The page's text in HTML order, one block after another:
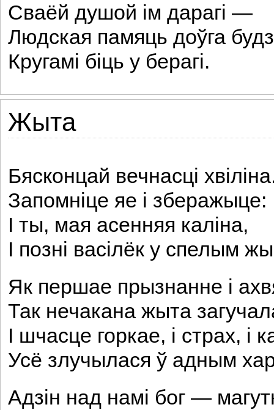
Сваёй душой ім дарагі —
Людская памяць доўга
Кругамі біць у берагі.
Жыта
Бясконцай вечнасці
Запомніце яе і зберажыце:
I ты, мая асенняя каліна,
I позні васілёк у спелым
Як першае прызнанне і
Так нечакана жыта
I шчасце горкае, і страх, і
Усё злучылася ў адным
Адзін над намі бог —